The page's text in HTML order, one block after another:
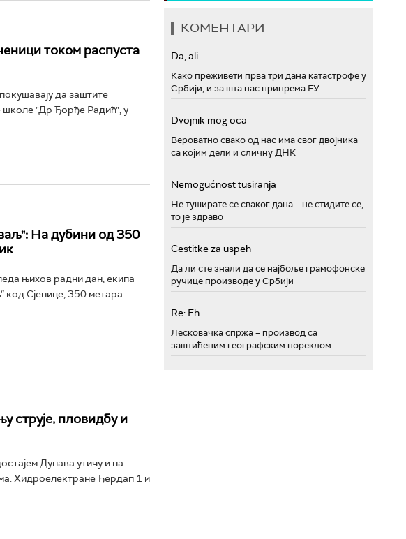
током распуста
да заштите
"Др Ђорђе Радић", у
На дубини од 350
њихов радни дан, екипа
код Сјенице, 350 метара
струје, пловидбу и
Дунава утичу и на
Хидроелектране Ђердап 1 и
КОМЕНТАРИ
Da, ali...
Како преживети прва три дана катастрофе у
Србији, и за шта нас припрема ЕУ
Dvojnik mog oca
Вероватно свако од нас има свог двојника
са којим дели и сличну ДНК
Nemogućnost tusiranja
Не туширате се сваког дана – не стидите се,
то је здраво
Cestitke za uspeh
Да ли сте знали да се најбоље грамофонске
ручице производе у Србији
Re: Eh...
Лесковачка спржа – производ са
заштићеним географским пореклом